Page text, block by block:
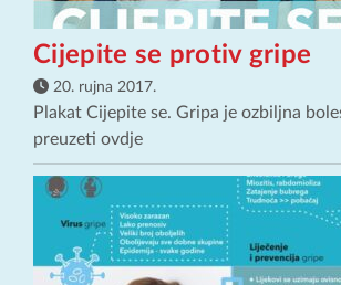
Cijepite se protiv gripe
20. rujna 2017.
Plakat Cijepite se. Gripa je ozbiljna
preuzeti ovdje